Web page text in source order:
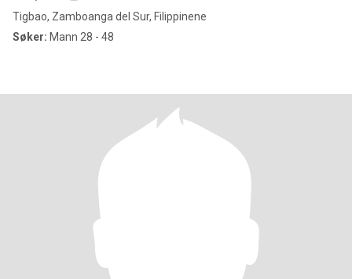
Tigbao, Zamboanga del Sur, Filippinene
Søker: Mann 28 - 48